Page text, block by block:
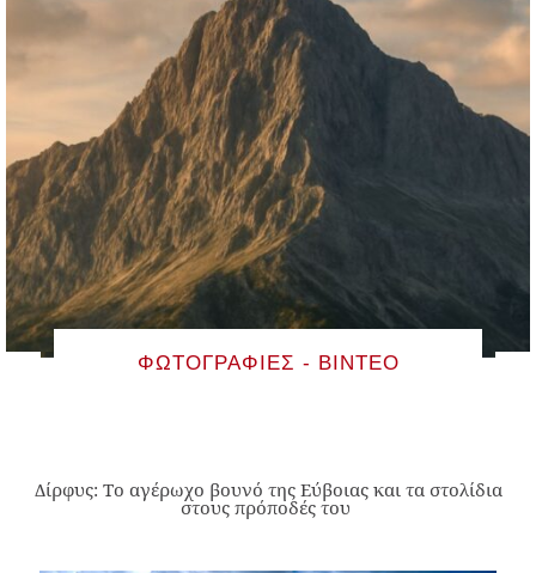
ΦΩΤΟΓΡΑΦΊΕΣ - ΒΊΝΤΕΟ
Δίρφυς: Το αγέρωχο βουνό της Εύβοιας και τα στολίδια
στους πρόποδές του